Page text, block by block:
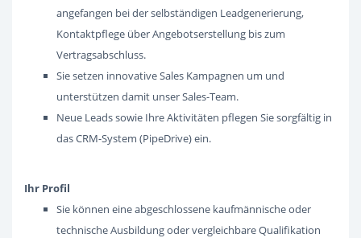
angefangen bei der selbständigen Leadgenerierung,
Kontaktpflege über Angebotserstellung bis zum
Vertragsabschluss.
Sie setzen innovative Sales Kampagnen um und
unterstützen damit unser Sales-Team.
Neue Leads sowie Ihre Aktivitäten pflegen Sie sorgfältig in
das CRM-System (PipeDrive) ein.
Ihr Profil
Sie können eine abgeschlossene kaufmännische oder
technische Ausbildung oder vergleichbare Qualifikation